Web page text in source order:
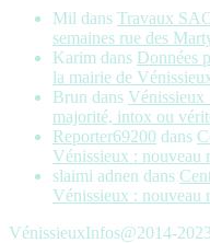
Mil dans Travaux
semaines rue des
Karim dans Données
la mairie de
Brun dans Vénissieux
majorité, intox ou
Reporter69200 dans
Vénissieux : nouveau
slaimi adnen dans
Vénissieux : nouveau
VénissieuxInfos@2014-2023